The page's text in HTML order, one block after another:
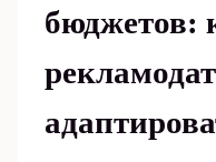
бюджетов: